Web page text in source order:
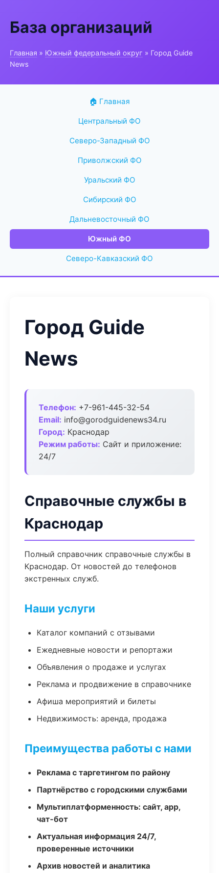
База организаций
Главная » Южный федеральный округ » Город Guide
News
🏠 Главная
Центральный ФО
Северо-Западный ФО
Приволжский ФО
Уральский ФО
Сибирский ФО
Дальневосточный ФО
Южный ФО
Северо-Кавказский ФО
Город Guide
News
Телефон: +7-961-445-32-54
Email: info@gorodguidenews34.ru
Город: Краснодар
Режим работы: Сайт и приложение:
24/7
Справочные службы в
Краснодар
Полный справочник справочные службы в
Краснодар. От новостей до телефонов
экстренных служб.
Наши услуги
Каталог компаний с отзывами
Ежедневные новости и репортажи
Объявления о продаже и услугах
Реклама и продвижение в справочнике
Афиша мероприятий и билеты
Недвижимость: аренда, продажа
Преимущества работы с нами
Реклама с таргетингом по району
Партнёрство с городскими службами
Мультиплатформенность: сайт, app,
чат-бот
Актуальная информация 24/7,
проверенные источники
Архив новостей и аналитика